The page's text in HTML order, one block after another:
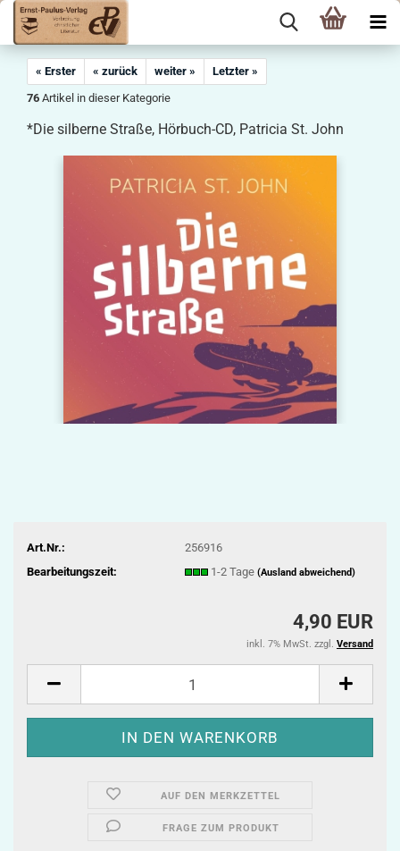
« Erster « zurück weiter »
Letzter »
76 Artikel in dieser Kategorie
*Die silberne Straße, Hörbuch-CD, Patricia St. John
Art.Nr.:
256916
Bearbeitungszeit:
1-2 Tage (Ausland abweichend)
4,90 EUR
inkl. 7% MwSt. zzgl. Versand
AUF DEN MERKZETTEL
FRAGE ZUM PRODUKT